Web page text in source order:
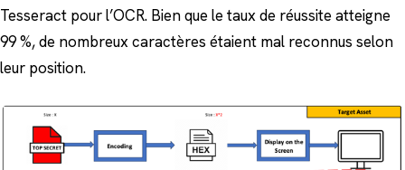
Tesseract pour l’OCR. Bien que le taux de réussite atteigne
99 %, de nombreux caractères étaient mal reconnus selon
leur position.